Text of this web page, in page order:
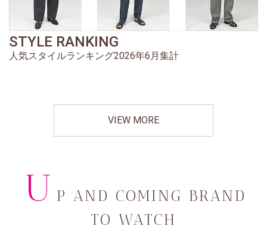
STYLE RANKING
人気スタイルランキング2026年6月集計
VIEW MORE
U P AND COMING BRAND
TO WATCH